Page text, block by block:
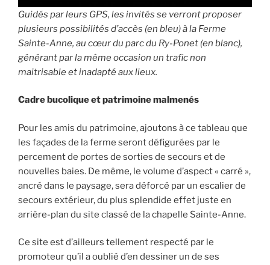
Guidés par leurs GPS, les invités se verront proposer
plusieurs possibilités d’accès (en bleu) à la Ferme
Sainte-Anne, au cœur du parc du Ry-Ponet (en blanc),
générant par la même occasion un trafic non
maitrisable et inadapté aux lieux.
Cadre bucolique et patrimoine malmenés
Pour les amis du patrimoine, ajoutons à ce tableau que
les façades de la ferme seront défigurées par le
percement de portes de sorties de secours et de
nouvelles baies. De même, le volume d’aspect « carré »,
ancré dans le paysage, sera déforcé par un escalier de
secours extérieur, du plus splendide effet juste en
arrière-plan du site classé de la chapelle Sainte-Anne.
Ce site est d’ailleurs tellement respecté par le
promoteur qu’il a oublié d’en dessiner un de ses